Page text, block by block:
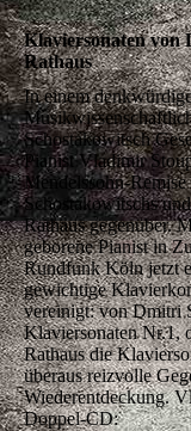
Klaviersonaten von
Rathaus
In einem
Schostakowitsch
Pianist Vladimir
Mendelssohn-
Schostakowitschs
Rathaus gegenüber.
geborene Pianist in
Rundfunk Köln jetzt
gewichtige
vereinigt: von Dmitri
Klaviersonaten Nr.1,
Rathaus die
überaus reizvolle
Wiederentdeckung.
Doppel-CD: